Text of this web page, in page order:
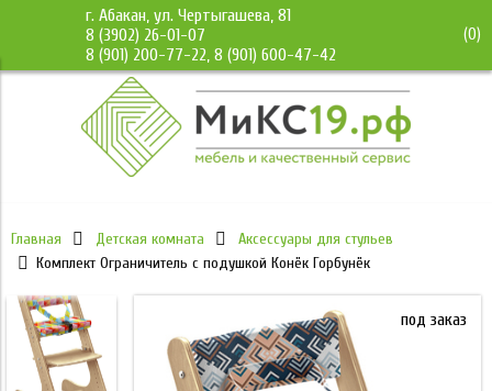
г. Абакан, ул. Чертыгашева, 81
8 (3902) 26-01-07
8 (901) 200-77-22, 8 (901) 600-47-42
(0)
Главная Детская комната
Аксессуары для стульев
Комплект Ограничитель с подушкой Конёк Горбунёк
под заказ под заказ